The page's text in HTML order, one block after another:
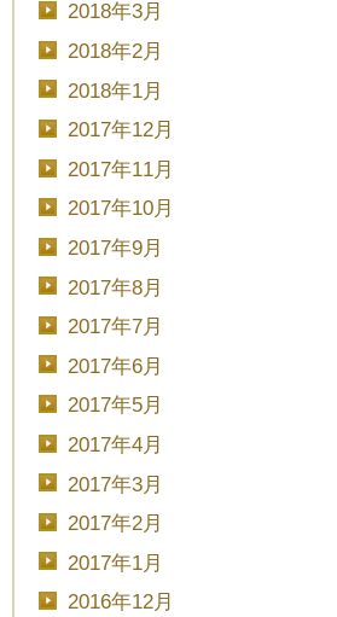
2018年3月
2018年2月
2018年1月
2017年12月
2017年11月
2017年10月
2017年9月
2017年8月
2017年7月
2017年6月
2017年5月
2017年4月
2017年3月
2017年2月
2017年1月
2016年12月
■■■タイトル■■■
TEL.0120-117-